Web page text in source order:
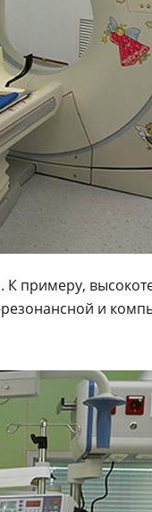
примеру,
и